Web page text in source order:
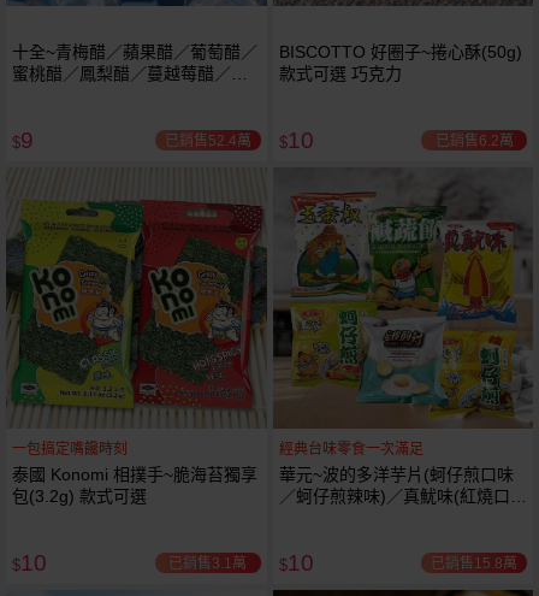
十全~青梅醋／蘋果醋／葡萄醋／
蜜桃醋／鳳梨醋／蔓越莓醋／百
$9 已銷售52.4萬
BISCOTTO 好圈子~捲心酥(50g)
款式可選 巧克力
$10 已銷售6.2萬
一包搞定嘴饞時刻
泰國 Konomi 相撲手~脆海苔獨享
包(3.2g) 款式可選
$10 已銷售3.1萬
經典台味零食一次滿足
華元~波的多洋芋片(蚵仔煎口味
／蚵仔煎辣味)／真魷味(紅燒口
選 小包
$10 已銷售15.8萬